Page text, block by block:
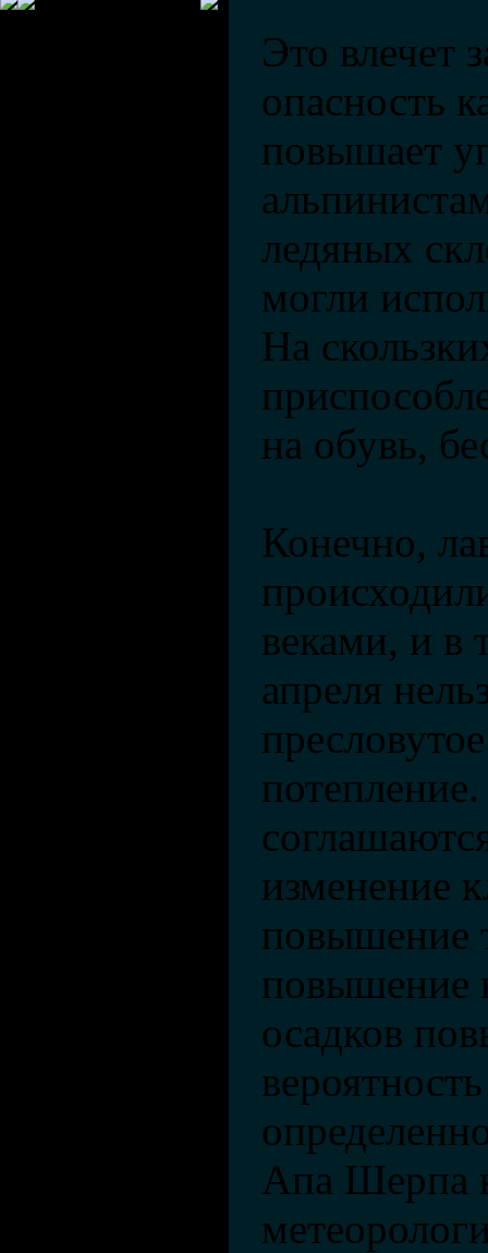
Это влечет
опасность
повышает
ледяных
могли
На
на обувь,
Конечно,
веками, и в
апреля
изменение
повышение
повышение
осадков
Апа Шерпа